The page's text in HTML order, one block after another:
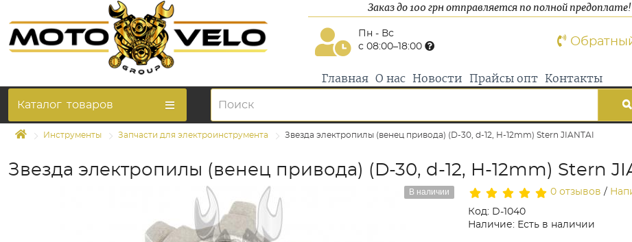
Заказ до 100 грн отправляется по полной предоплате!
Пн - Вс
с 08:00–18:00
Главная О нас Новости Прайсы опт Контакты
Каталог товаров
Инструменты Запчасти для электроинструмента Звезда электропилы (венец привода) (D-30, d-12, H-12mm) Stern JIANTAI
Звезда электропилы (венец привода) (D-30, d-12, H-12mm) Stern
В наличии 0 отзывов /
Код: D-1040
Наличие: Есть в наличии